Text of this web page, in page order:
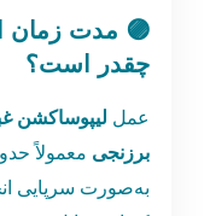
🟣 مدت زمان
چقدر است؟
عمل لیپوساکشن
برزنجی معمولاً
به‌صورت سرپایی